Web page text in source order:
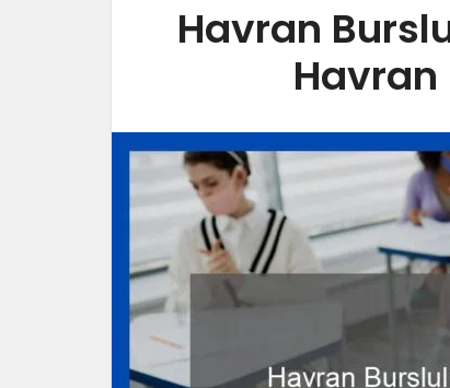
Havran
Havran